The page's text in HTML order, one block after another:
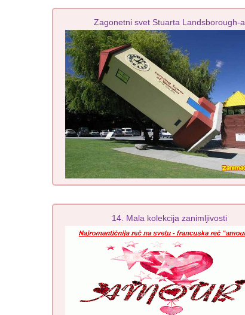
Zagonetni svet Stuarta Landsborough-a
14. Mala kolekcija zanimljivosti